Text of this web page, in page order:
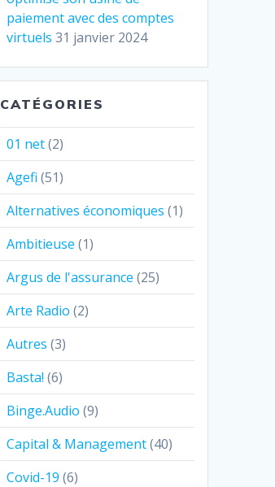
paiement avec des comptes
virtuels 31 janvier 2024
CATÉGORIES
01 net(2)
Agefi (51)
Alternatives économiques (1)
Ambitieuse (1)
Argus de l'assurance (25)
Arte Radio (2)
Autres (3)
Basta! (6)
Binge.Audio (9)
Capital & Management(40)
Covid-19 (6)